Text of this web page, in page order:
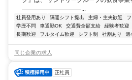
――――――――――...
社員登用あり 隔週シフト提出 主婦・主夫歓迎
学歴不問
車通勤OK 交通費全額支給 経験者歓迎
長期歓迎
フルタイム歓迎 シフト制 社割あり 週
同じ企業の求人
正社員